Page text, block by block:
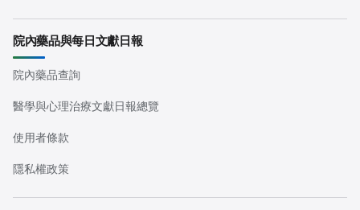
院內藥品與每日文獻日報
院內藥品查詢
醫學與心理治療文獻日報總覽
使用者條款
隱私權政策